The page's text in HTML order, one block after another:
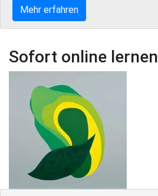
Mehr erfahren
Sofort online lernen